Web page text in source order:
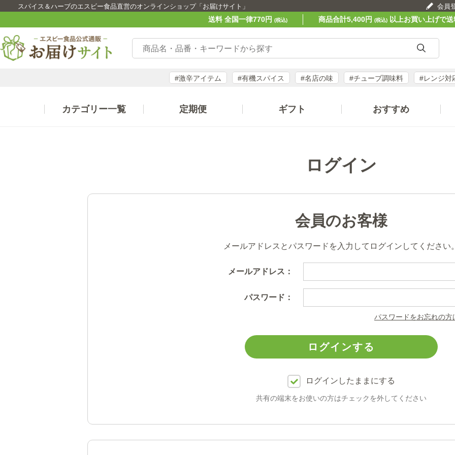
スパイス＆ハーブのエスビー食品直営のオンラインショップ「お届けサイト」 会員
送料 全国一律770円 (税込) 商品合計5,400円 (税込)以上お買い上げで送
#激辛アイテム #有機スパイス #名店の味 #チューブ調味料 #レンジ対
カテゴリー一覧 定期便 ギフト おすすめ
ログイン
会員のお客様
メールアドレスとパスワードを入力してログインしてください。
メールアドレス：
パスワード：
パスワードをお忘れの方
ログインしたままにする
共有の端末をお使いの方はチェックを外してください